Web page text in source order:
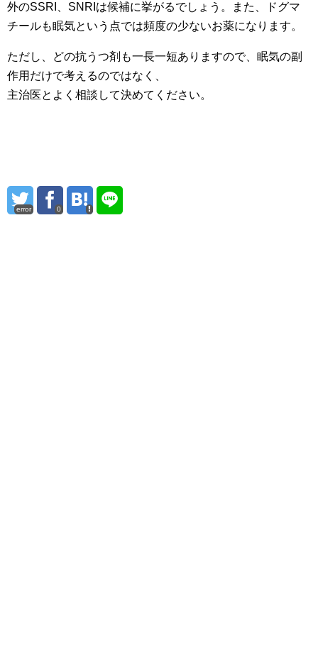
外のSSRI、SNRIは候補に挙がるでしょう。また、ドグマ
チールも眠気という点では頻度の少ないお薬になります。
ただし、どの抗うつ剤も一長一短ありますので、眠気の副
作用だけで考えるのではなく、
主治医とよく相談して決めてください。
error 0